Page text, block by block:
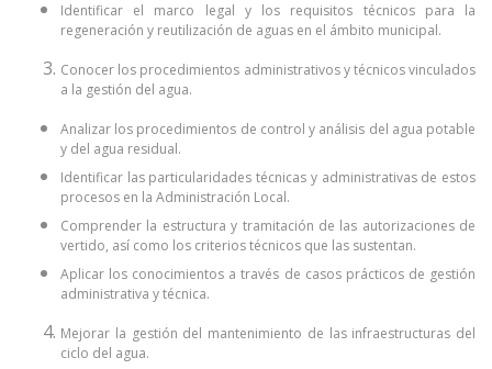
Identificar el marco legal y los requisitos técnicos para la
regeneración y reutilización de aguas en el ámbito municipal.
Conocer los procedimientos administrativos y técnicos vinculados
a la gestión del agua.
Analizar los procedimientos de control y análisis del agua potable
y del agua residual.
Identificar las particularidades técnicas y administrativas de estos
procesos en la Administración Local.
Comprender la estructura y tramitación de las autorizaciones de
vertido, así como los criterios técnicos que las sustentan.
Aplicar los conocimientos a través de casos prácticos de gestión
administrativa y técnica.
Mejorar la gestión del mantenimiento de las infraestructuras del
ciclo del agua.